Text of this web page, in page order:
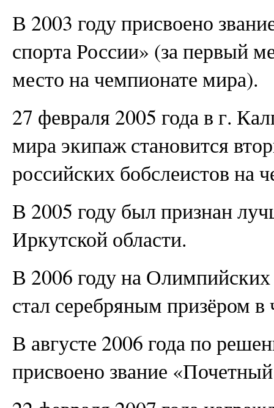
В 2003 году присвоено
спорта России» (за первый
место на чемпионате мира).
27 февраля 2005 года в г.
мира экипаж становится
российских бобслеистов на
В 2005 году был признан
Иркутской области.
В 2006 году на
стал серебряным призёром в
В августе 2006 года по
присвоено звание